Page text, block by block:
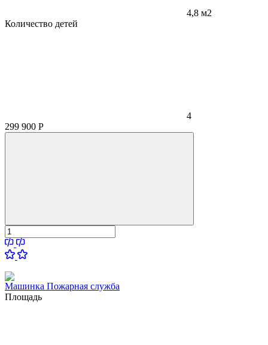
4,8 м2
Количество детей
4
299 900 Р
Машинка Пожарная служба
Площадь